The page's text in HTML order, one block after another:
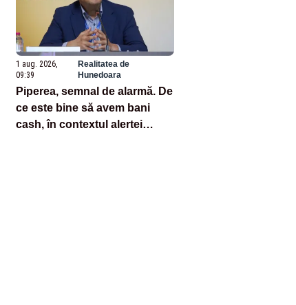
1 aug. 2026,
09:39
Realitatea de
Hunedoara
Piperea, semnal de alarmă. De
ce este bine să avem bani
cash, în contextul alertei